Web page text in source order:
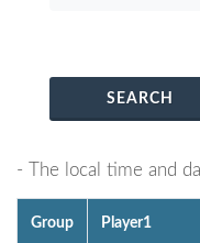
SEARCH
- The local time and
Group Player1